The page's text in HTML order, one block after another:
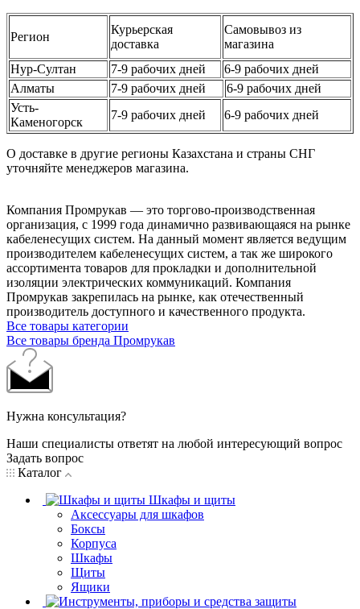
Регион
Курьерская
доставка
Самовывоз из
магазина
Нур-Султан
7-9 рабочих дней
6-9 рабочих дней
Алматы
7-9 рабочих дней
6-9 рабочих дней
Усть-
Каменогорск
7-9 рабочих дней 6-9 рабочих дней
О доставке в другие регионы Казахстана и страны СНГ
уточняйте менеджеров магазина.
Компания Промрукав — это торгово-производственная
организация, с 1999 года динамично развивающаяся на рынке
кабеленесущих систем. На данный момент является ведущим
производителем кабеленесущих систем, а так же широкого
ассортимента товаров для прокладки и дополнительной
изоляции электрических коммуникаций. Компания
Промрукав закрепилась на рынке, как отечественный
производитель доступного и качественного продукта.
Все товары категории
Все товары бренда Промрукав
Нужна консультация?
Наши специалисты ответят на любой интересующий вопрос
Задать вопрос
Каталог
Шкафы и щиты
Аксессуары для шкафов
Боксы
Корпуса
Шкафы
Щиты
Ящики